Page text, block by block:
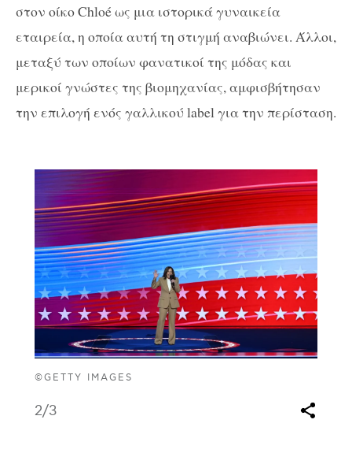
στον οίκο Chloé ως μια ιστορικά γυναικεία
εταιρεία, η οποία αυτή τη στιγμή αναβιώνει. Άλλοι,
μεταξύ των οποίων φανατικοί της μόδας και
μερικοί γνώστες της βιομηχανίας, αμφισβήτησαν
την επιλογή ενός γαλλικού label για την περίσταση.
©GETTY IMAGES
2/3